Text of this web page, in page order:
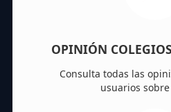
OPINIÓN
Consulta todas las
usuarios